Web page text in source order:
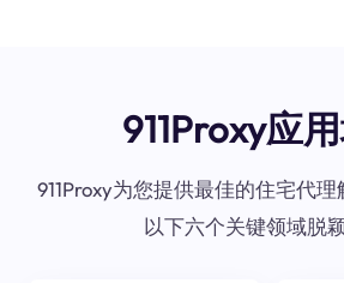
911Proxy应
911Proxy为您提供最佳的住宅代
以下六个关键领域脱